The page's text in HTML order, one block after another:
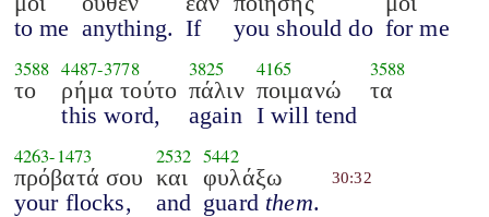
to me anything. If
you should do for me
3588
το
4487-3778
ρήμα τούτο
this word,
3825
πάλιν
again
4165
ποιμανώ
I will tend
3588
τα
4263-1473
πρόβατά σου
your flocks,
2532
και
and
5442
φυλάξω
guard them.
30:32